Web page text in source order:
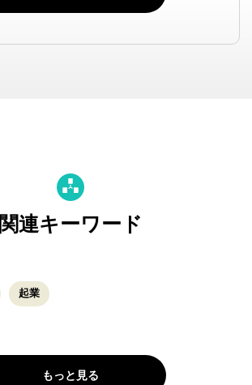
関連キーワード
起業
もっと見る